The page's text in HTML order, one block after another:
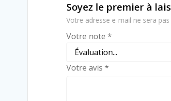
Soyez le premier à
Votre adresse e-mail ne sera pas
Votre note *
Votre avis *